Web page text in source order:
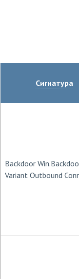
Сигнатура
Backdoor
Variant Outbound